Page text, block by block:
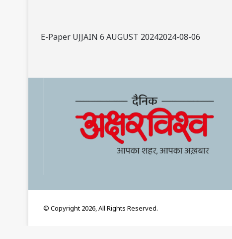
E-Paper UJJAIN 6 AUGUST 20242024-08-06
© Copyright 2026, All Rights Reserved.